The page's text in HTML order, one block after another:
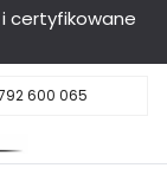
certyfikowane
od 199 zł
600 065